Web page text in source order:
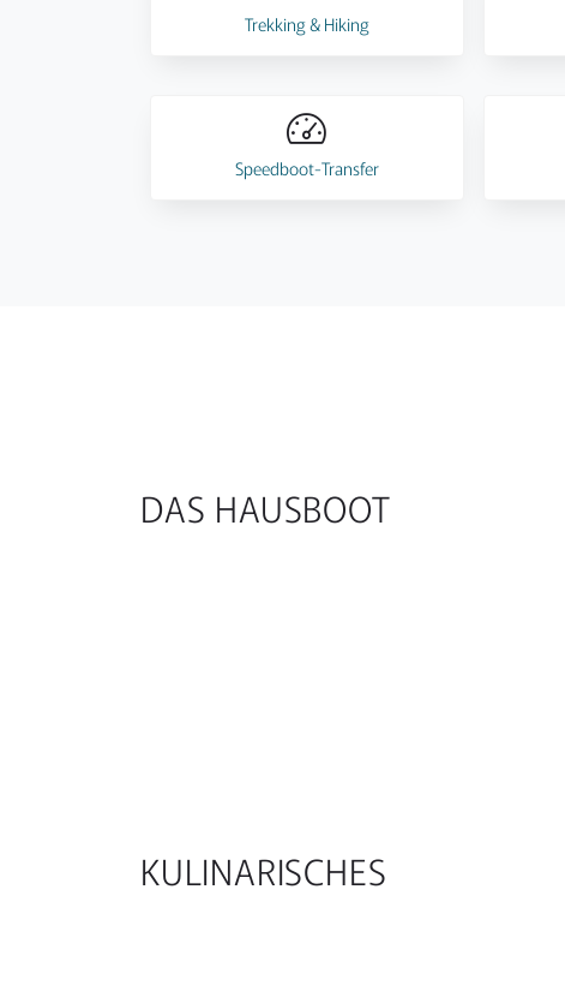
Trekking & Hiking
Speedboot-Transfer
DAS HAUSBOOT
KULINARISCHES